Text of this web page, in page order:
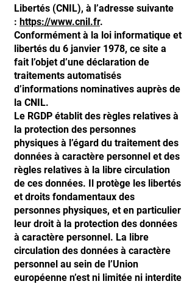
Libertés (CNIL), à l’adresse suivante
: https://www.cnil.fr.
Conformément à la loi informatique et
libertés du 6 janvier 1978, ce site a
fait l’objet d’une déclaration de
traitements automatisés
d’informations nominatives auprès de
la CNIL.
Le RGDP établit des règles relatives à
la protection des personnes
physiques à l’égard du traitement des
données à caractère personnel et des
règles relatives à la libre circulation
de ces données. Il protège les libertés
et droits fondamentaux des
personnes physiques, et en particulier
leur droit à la protection des données
à caractère personnel. La libre
circulation des données à caractère
personnel au sein de l’Union
européenne n’est ni limitée ni interdite